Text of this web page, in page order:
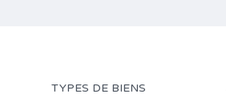
TYPES DE BIENS